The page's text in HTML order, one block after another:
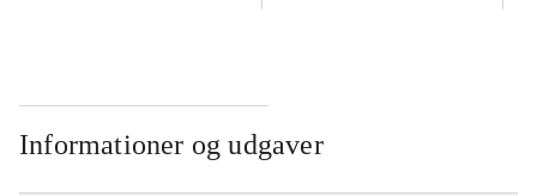
Informationer og udgaver